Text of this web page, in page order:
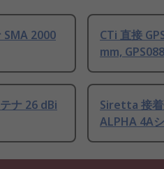
SMA 2000
CTi 直接
mm,
ナ 26 dBi
Siretta 接着
ALPHA 4A